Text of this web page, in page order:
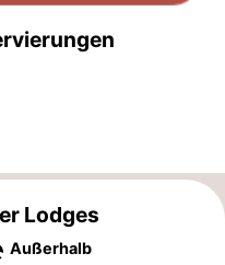
Lodges
Außerhalb